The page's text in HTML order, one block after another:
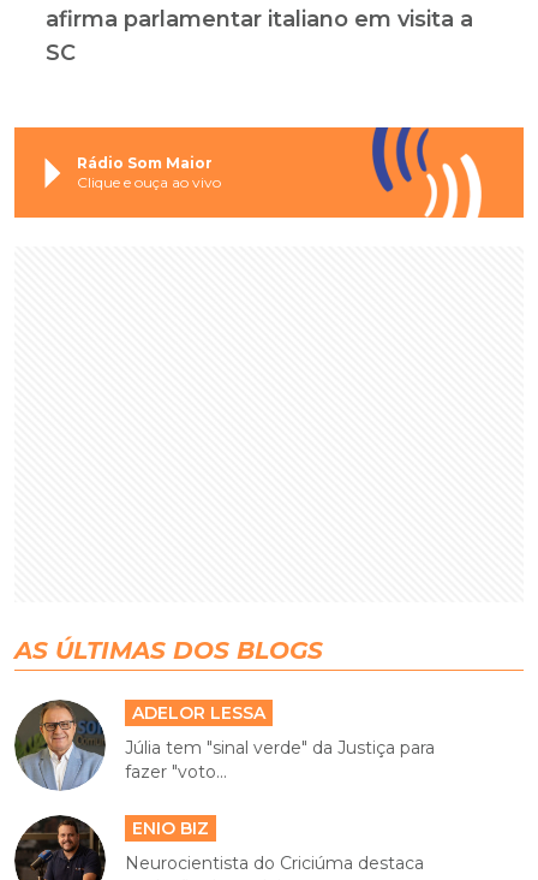
afirma parlamentar italiano em visita a
SC
Rádio Som Maior
Clique e ouça ao vivo
AS ÚLTIMAS DOS BLOGS
ADELOR LESSA
Júlia tem "sinal verde" da Justiça para
fazer "voto...
ENIO BIZ
Neurocientista do Criciúma destaca